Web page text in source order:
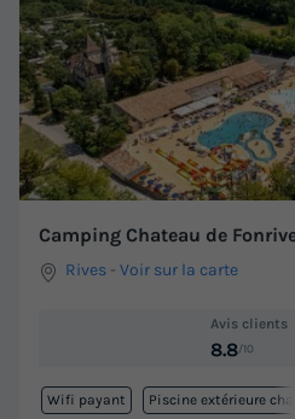
Camping Chateau de
Rives -Voir sur la carte
Avis clients
8.8/10
Wifi payant Piscine extérieure